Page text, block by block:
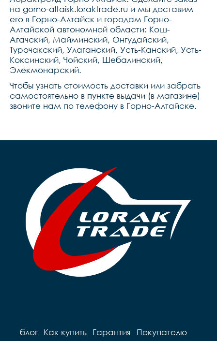
на gorno-altaisk.loraktrade.ru и мы доставим
его в Горно-Алтайск и городам Горно-
Алтайской автономной области: Кош-
Агачский, Майминский, Онгудайский,
Турочакский, Улаганский, Усть-Канский, Усть-
Коксинский, Чойский, Шебалинский,
Элекмонарский.
Чтобы узнать стоимость доставки или забрать
самостоятельно в пункте выдачи (в магазине)
звоните нам по телефону в Горно-Алтайске.
блог Как купить Гарантия
Покупателю